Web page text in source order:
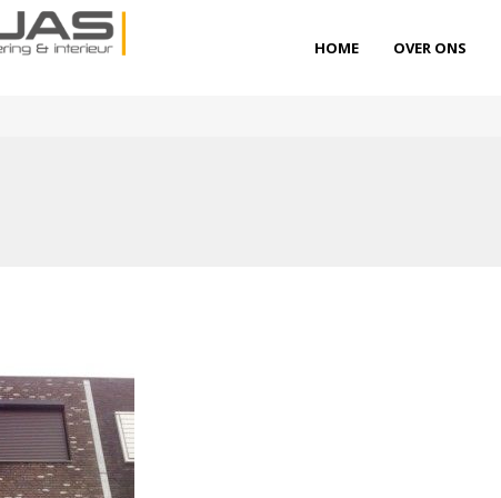
HOME OVER ONS